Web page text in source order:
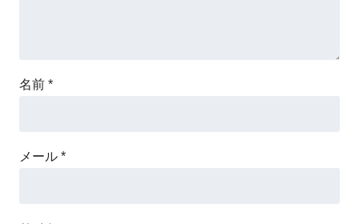
名前 *
メール *